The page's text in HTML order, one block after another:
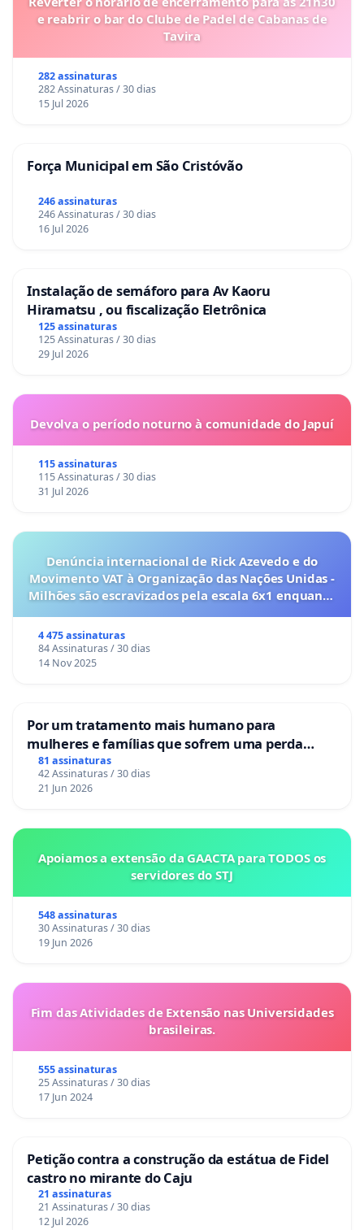
e reabrir o bar do Clube de Padel de Cabanas de
Tavira
282 assinaturas
282 Assinaturas / 30 dias
15 Jul 2026
Força Municipal em São Cristóvão
246 assinaturas
246 Assinaturas / 30 dias
16 Jul 2026
Instalação de semáforo para Av Kaoru
Hiramatsu , ou fiscalização Eletrônica
125 assinaturas
125 Assinaturas / 30 dias
29 Jul 2026
Devolva o período noturno à comunidade do Japuí
115 assinaturas
115 Assinaturas / 30 dias
31 Jul 2026
Denúncia internacional de Rick Azevedo e do
Movimento VAT à Organização das Nações Unidas -
Milhões são escravizados pela escala 6x1 enquanto
4 475 assinaturas
84 Assinaturas / 30 dias
14 Nov 2025
Por um tratamento mais humano para
mulheres e famílias que sofrem uma perda
gestacional nos hospitais portugueses
81 assinaturas
42 Assinaturas / 30 dias
21 Jun 2026
Apoiamos a extensão da GAACTA para TODOS os
servidores do STJ
548 assinaturas
30 Assinaturas / 30 dias
19 Jun 2026
Fim das Atividades de Extensão nas Universidades
brasileiras.
555 assinaturas
25 Assinaturas / 30 dias
17 Jun 2024
Petição contra a construção da estátua de Fidel
castro no mirante do Caju
21 assinaturas
21 Assinaturas / 30 dias
12 Jul 2026